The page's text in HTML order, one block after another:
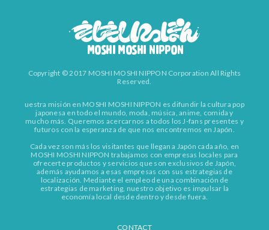
Copyright © 2017 MOSHI MOSHI NIPPON Corporation All Rights
Reserved.
uestra misión en MOSHI MOSHI NIPPON es difundir la cultura pop
japonesa en todo el mundo, moda, música, anime, comida y
mucho más. Queremos acercarnos a todos los J-fans presentes y
futuros con la esperanza de que nos encontremos en Japón.
Cada vez son más los visitantes que llegan a Japón cada año, en
MOSHI MOSHI NIPPON trabajamos con empresas locales para
ofrecerte productos y servicios que son exclusivos de Japón,
además ayudamos a esas empresas con sus estrategias de
localización. Mediante el empleo de una combinación de
estrategias de marketing, nuestro objetivo es impulsar la
economía local desde dentro y desde fuera.
CONTACT